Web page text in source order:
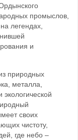
промыслов,
легендах,
и
природных
металла,
своих
чистоту,
где небо –